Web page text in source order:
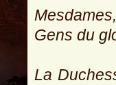
Gens du
La